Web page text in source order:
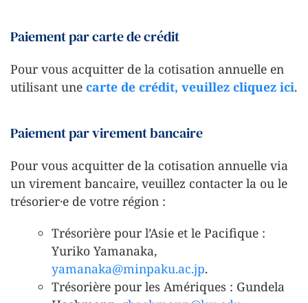
Paiement par carte de crédit
Pour vous acquitter de la cotisation annuelle en
utilisant une carte de crédit, veuillez cliquez ici.
Paiement par virement bancaire
Pour vous acquitter de la cotisation annuelle via
un virement bancaire, veuillez contacter la ou le
trésorier·e de votre région :
Trésorière pour l’Asie et le Pacifique :
Yuriko Yamanaka,
yamanaka@minpaku.ac.jp.
Trésorière pour les Amériques : Gundela